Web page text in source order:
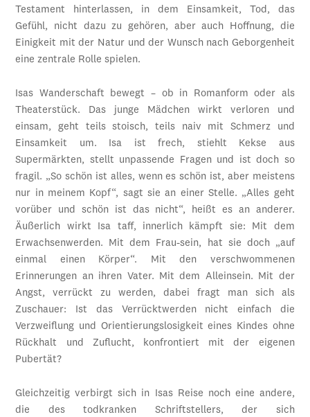
Testament hinterlassen, in dem Einsamkeit, Tod, das
Gefühl, nicht dazu zu gehören, aber auch Hoffnung, die
Einigkeit mit der Natur und der Wunsch nach Geborgenheit
eine zentrale Rolle spielen.
Isas Wanderschaft bewegt – ob in Romanform oder als
Theaterstück. Das junge Mädchen wirkt verloren und
einsam, geht teils stoisch, teils naiv mit Schmerz und
Einsamkeit um. Isa ist frech, stiehlt Kekse aus
Supermärkten, stellt unpassende Fragen und ist doch so
fragil. „So schön ist alles, wenn es schön ist, aber meistens
nur in meinem Kopf“, sagt sie an einer Stelle. „Alles geht
vorüber und schön ist das nicht“, heißt es an anderer.
Äußerlich wirkt Isa taff, innerlich kämpft sie: Mit dem
Erwachsenwerden. Mit dem Frau-sein, hat sie doch „auf
einmal einen Körper“. Mit den verschwommenen
Erinnerungen an ihren Vater. Mit dem Alleinsein. Mit der
Angst, verrückt zu werden, dabei fragt man sich als
Zuschauer: Ist das Verrücktwerden nicht einfach die
Verzweiflung und Orientierungslosigkeit eines Kindes ohne
Rückhalt und Zuflucht, konfrontiert mit der eigenen
Pubertät?
Gleichzeitig verbirgt sich in Isas Reise noch eine andere,
die des todkranken Schriftstellers, der sich